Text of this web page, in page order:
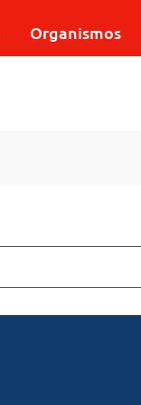
Organismos